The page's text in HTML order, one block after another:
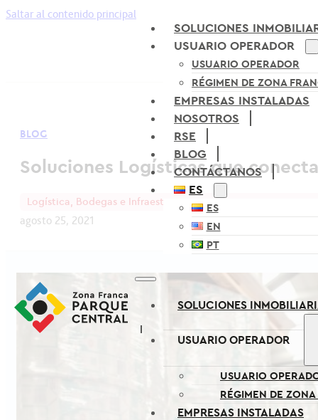
Saltar al contenido principal
SOLUCIONES
USUARIO OPERADOR
USUARIO OPERADOR
RÉGIMEN DE ZONA
EMPRESAS INSTALADAS
NOSOTROS
RSE
BLOG
CONTÁCTANOS
ES
ES
EN
PT
SOLUCIONES
USUARIO OPERADOR
USUARIO
RÉGIMEN DE
EMPRESAS INSTALADAS
BLOG
Soluciones Logísticas que
Logística, Bodegas e Infraestructura
agosto 25, 2021